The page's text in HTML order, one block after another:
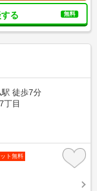
る 無料
徒歩7分
丁目
ト無料